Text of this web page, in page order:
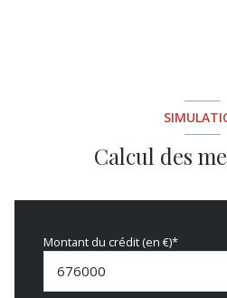
Calcul des
Montant du crédit (en €)*